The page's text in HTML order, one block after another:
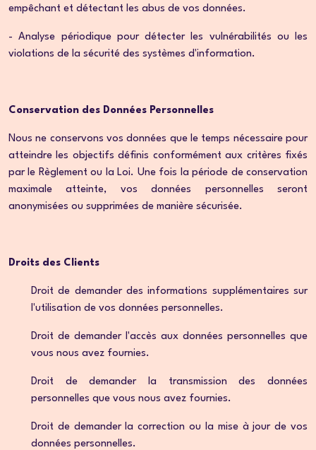
empêchant et détectant les abus de vos données.
- Analyse périodique pour détecter les vulnérabilités ou les
violations de la sécurité des systèmes d'information.
Conservation des Données Personnelles
Nous ne conservons vos données que le temps nécessaire pour
atteindre les objectifs définis conformément aux critères fixés
par le Règlement ou la Loi. Une fois la période de conservation
maximale atteinte, vos données personnelles seront
anonymisées ou supprimées de manière sécurisée.
Droits des Clients
Droit de demander des informations supplémentaires sur
l'utilisation de vos données personnelles.
Droit de demander l'accès aux données personnelles que
vous nous avez fournies.
Droit de demander la transmission des données
personnelles que vous nous avez fournies.
Droit de demander la correction ou la mise à jour de vos
données personnelles.